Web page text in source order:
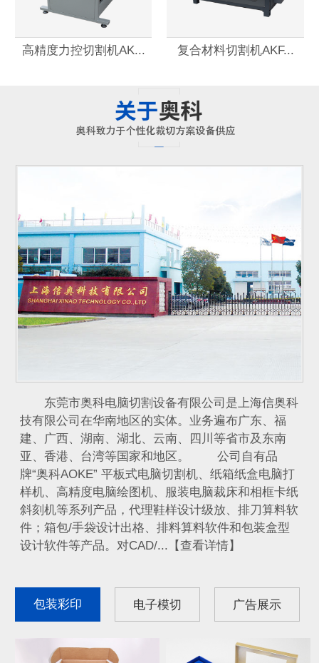
高精度力控切割机AK... 复合材料切割机AKF...
东莞市奥科电脑切割设备有限公司是上海信奥科
技有限公司在华南地区的实体。业务遍布广东、福
建、广西、湖南、湖北、云南、四川等省市及东南
亚、香港、台湾等国家和地区。 公司自有品
牌“奥科AOKE” 平板式电脑切割机、纸箱纸盒电脑打
样机、高精度电脑绘图机、服装电脑裁床和相框卡纸
斜刻机等系列产品，代理鞋样设计级放、排刀算料软
件；箱包/手袋设计出格、排料算料软件和包装盒型
设计软件等产品。对CAD/...【查看详情】
包装彩印 电子模切 广告展示